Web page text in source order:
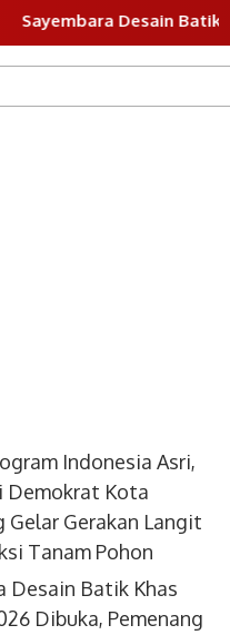
Batik Khas Tangsel
Indonesia Asri,
Demokrat Kota
Gelar Gerakan Langit
Tanam Pohon
Desain Batik Khas
Dibuka, Pemenang